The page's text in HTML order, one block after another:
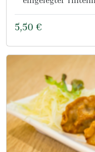
5,50 €